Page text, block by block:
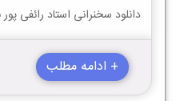
دانلود سخنرانی استاد رائفی
+ ادامه مطلب